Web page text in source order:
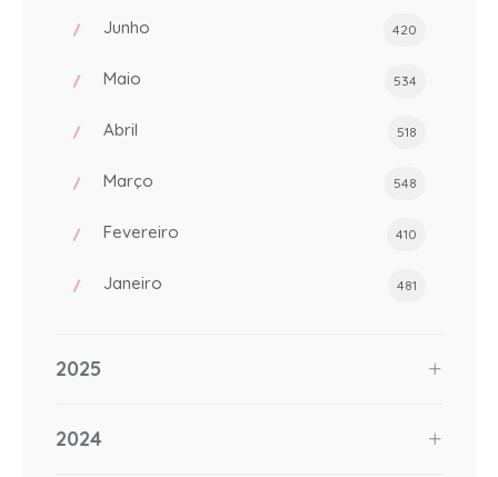
Junho 420
Maio 534
Abril 518
Março 548
Fevereiro 410
Janeiro 481
2025
2024